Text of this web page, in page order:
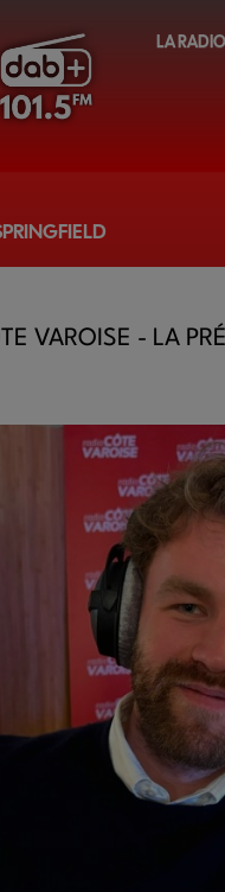
LA RADIO
VAROISE - LA